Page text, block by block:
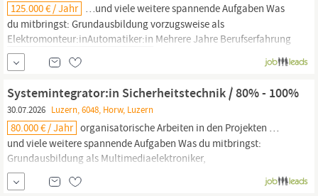
125.000 € / Jahr …und viele weitere spannende Aufgaben Was
du mitbringst: Grundausbildung vorzugsweise als
Elektromonteur:inAutomatiker:in Mehrere Jahre Berufserfahrung
in der Fachrichtung HLK, Elektrotechnik oder Automationstechnik
Weiterbildungen oder Fachkurse im Bereich Gebäudeautomation
von Vorteil oder Interesse die Weiterbildung zu absolvieren
Eigenmotivation...
Systemintegrator:in Sicherheitstechnik / 80% - 100%
30.07.2026 Luzern, 6048, Horw, Luzern
80.000 € / Jahr organisatorische Arbeiten in den Projekten …
und viele weitere spannende Aufgaben Was du mitbringst:
Grundausbildung als Multimediaelektroniker,
Elektromonteur/Elektroinstallateur
Ausbildung Von Vorteil Weiterbildung/Fachkurse im